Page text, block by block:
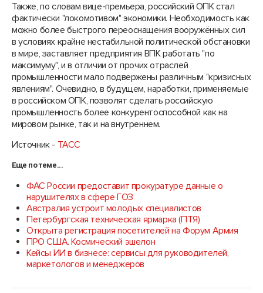
Также, по словам вице-премьера, российский ОПК стал
фактически "локомотивом" экономики. Необходимость как
можно более быстрого переоснащения вооружённых сил
в условиях крайне нестабильной политической обстановки
в мире, заставляет предприятия ВПК работать "по
максимуму", и в отличии от прочих отраслей
промышленности мало подвержены различным "кризисных
явлениям". Очевидно, в будущем, наработки, применяемые
в российском ОПК, позволят сделать российскую
промышленность более конкурентоспособной как на
мировом рынке, так и на внутреннем.
Источник - ТАСС
Еще по теме...
ФАС России предоставит прокуратуре данные о
нарушителях в сфере ГОЗ
Австралия устроит молодых специалистов
Петербургская техническая ярмарка (ПТЯ)
Открыта регистрация посетителей на Форум Армия
ПРО США. Космический эшелон
Кейсы ИИ в бизнесе: сервисы для руководителей,
маркетологов и менеджеров